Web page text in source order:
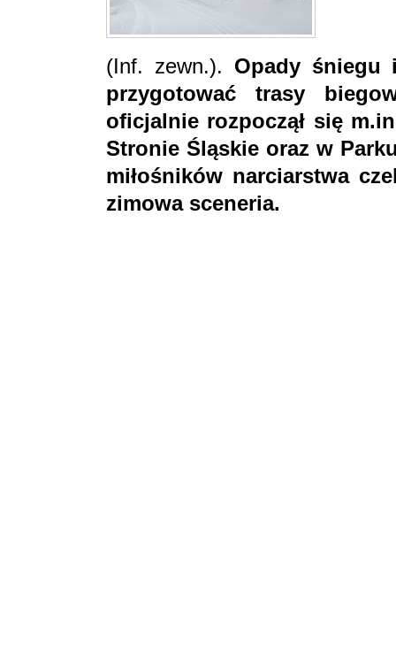
(Inf. zewn.). Opady śniegu
przygotować trasy
oficjalnie rozpoczął się
Stronie Śląskie oraz w
miłośników narciarstwa
zimowa sceneria.